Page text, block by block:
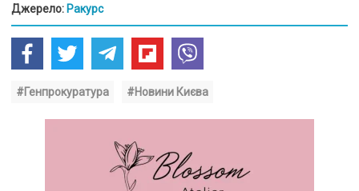
Джерело: Ракурс
#Генпрокуратура #Новини Києва